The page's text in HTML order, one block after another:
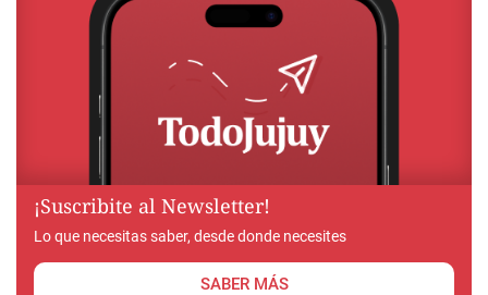
¡Suscribite al Newsletter!
Lo que necesitas saber, desde donde necesites
SABER MÁS